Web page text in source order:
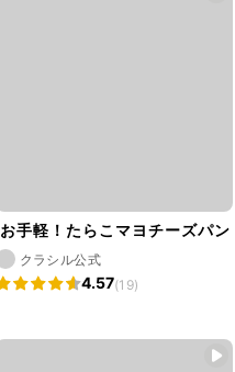
お手軽！たらこマヨチーズパン
クラシル公式
4.57(19)